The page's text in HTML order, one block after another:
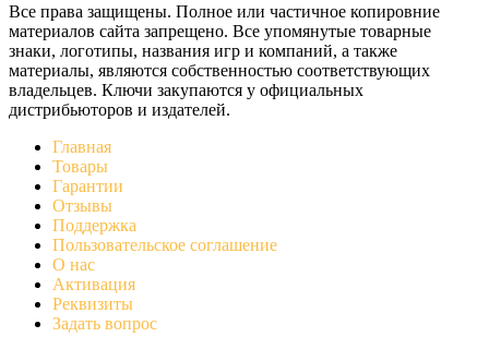
Все права защищены. Полное или частичное копировние
материалов сайта запрещено. Все упомянутые товарные
знаки, логотипы, названия игр и компаний, а также
материалы, являются собственностью соответствующих
владельцев. Ключи закупаются у официальных
дистрибьюторов и издателей.
Главная
Товары
Гарантии
Отзывы
Поддержка
Пользовательское соглашение
О нас
Активация
Реквизиты
Задать вопрос